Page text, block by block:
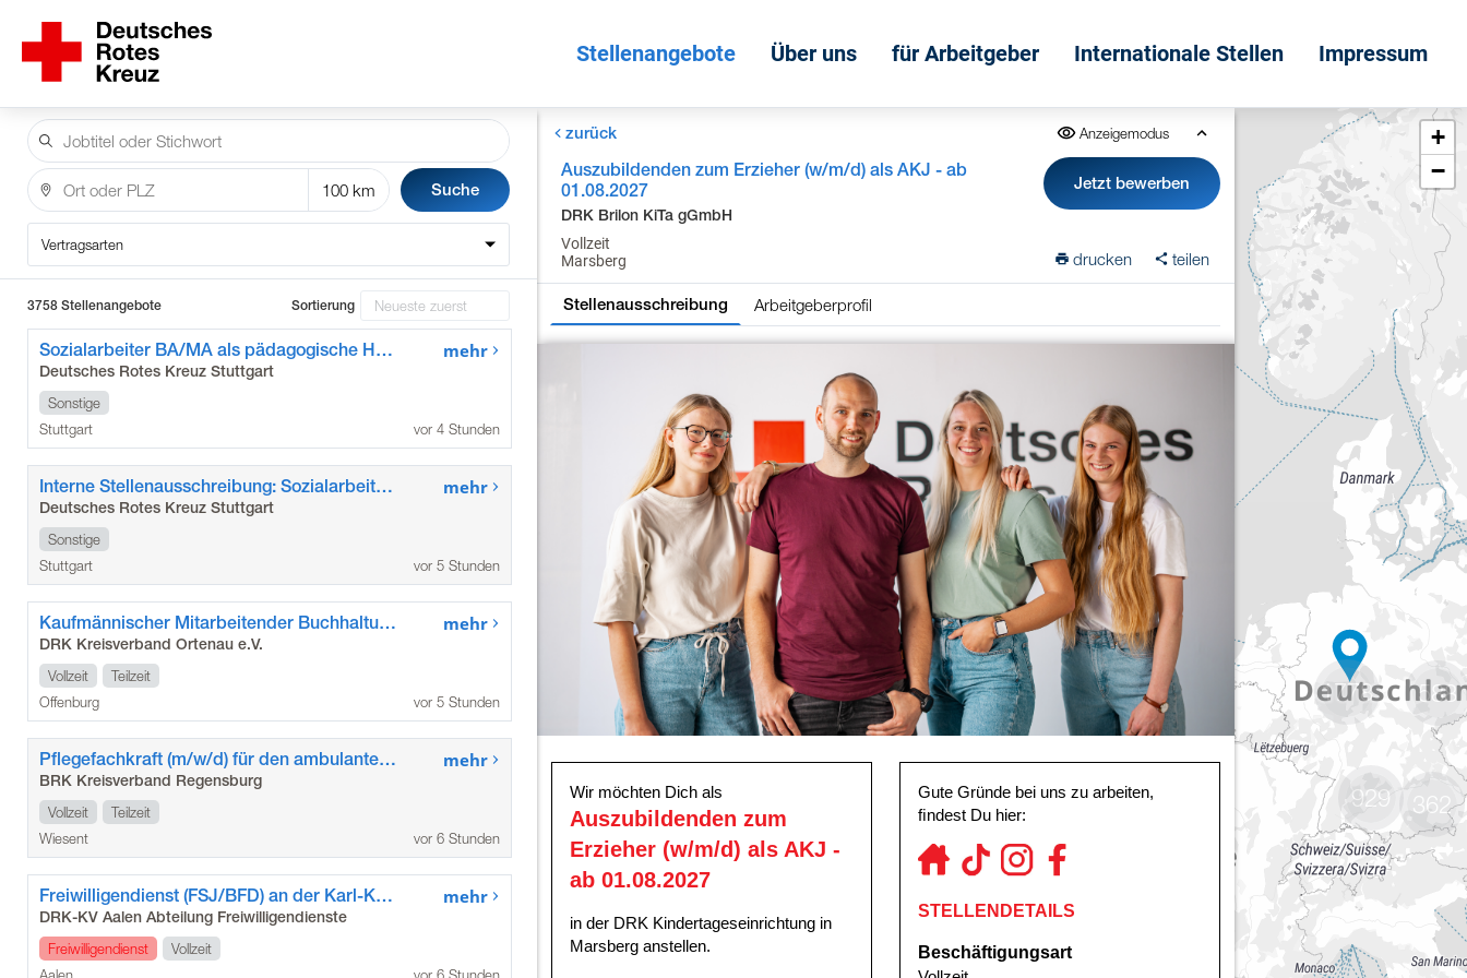
Stellenangebote Über uns für Arbeitgeber Internationale Stellen Impressum
Suche
Vertragsarten
3758 Stellenangebote Sortierung
Sozialarbeiter BA/MA als pädagogische Hausleitung
Deutsches Rotes Kreuz Stuttgart
Sonstige
Stuttgart
mehr
vor 4 Stunden
Interne Stellenausschreibung: Sozialarbeiter BA/MA als pädagogische Hausleitung
Deutsches Rotes Kreuz Stuttgart
Sonstige
Stuttgart
mehr
vor 5 Stunden
Kaufmännischer Mitarbeitender Buchhaltung (m/w/d)
DRK Kreisverband Ortenau e.V.
Vollzeit
Teilzeit
Offenburg
mehr
vor 5 Stunden
Pflegefachkraft (m/w/d) für den ambulanten Pflegedienst Wiesent
BRK Kreisverband Regensburg
Vollzeit
Teilzeit
Wiesent
mehr
vor 6 Stunden
Freiwilligendienst (FSJ/BFD) an der Karl-Kessler-Schule der Stadt Aalen
DRK-KV Aalen Abteilung Freiwilligendienste
Freiwilligendienst
Vollzeit
mehr
zurück Anzeigemodus
Auszubildenden zum Erzieher (w/m/d) als AKJ - ab
01.08.2027
DRK Brilon KiTa gGmbH
Vollzeit
Marsberg
Jetzt bewerben
drucken teilen
Stellenausschreibung Arbeitgeberprofil
1778
929
588
362
+
−